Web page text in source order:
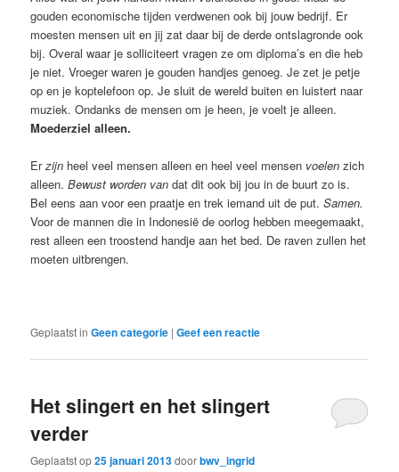
gouden economische tijden verdwenen ook bij jouw bedrijf. Er
moesten mensen uit en jij zat daar bij de derde ontslagronde ook
bij. Overal waar je solliciteert vragen ze om diploma’s en die heb
je niet. Vroeger waren je gouden handjes genoeg. Je zet je petje
op en je koptelefoon op. Je sluit de wereld buiten en luistert naar
muziek. Ondanks de mensen om je heen, je voelt je alleen.
Moederziel alleen.
Erzijn heel veel mensen alleen en heel veel mensen voelenzich
alleen.Bewust worden van dat dit ook bij jou in de buurt zo is.
Bel eens aan voor een praatje en trek iemand uit de put.Samen.
Voor de mannen die in Indonesië de oorlog hebben meegemaakt,
rest alleen een troostend handje aan het bed. De raven zullen het
moeten uitbrengen.
Geplaatst in Geen categorie |Geef een reactie
Het slingert en het slingert
verder
Geplaatst op25 januari 2013doorbwv_ingrid